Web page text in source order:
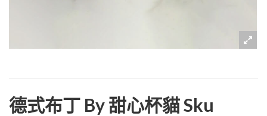
德式布丁 By 甜心杯貓 Sku